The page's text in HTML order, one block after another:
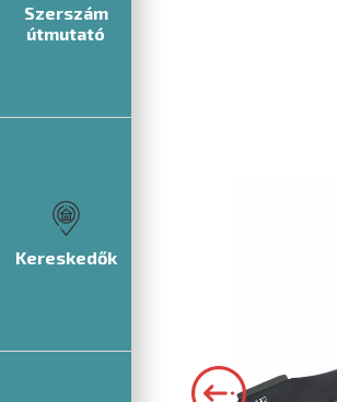
Szerszám
útmutató
Kereskedők